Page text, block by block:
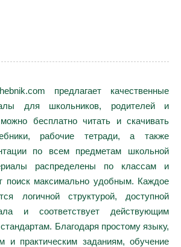
предлагает качественные
для школьников, родителей и
бесплатно читать и скачивать
рабочие тетради, а также
по всем предметам школьной
распределены по классам и
поиск максимально удобным. Каждое
логичной структурой, доступной
и соответствует действующим
Благодаря простому языку,
и практическим заданиям, обучение